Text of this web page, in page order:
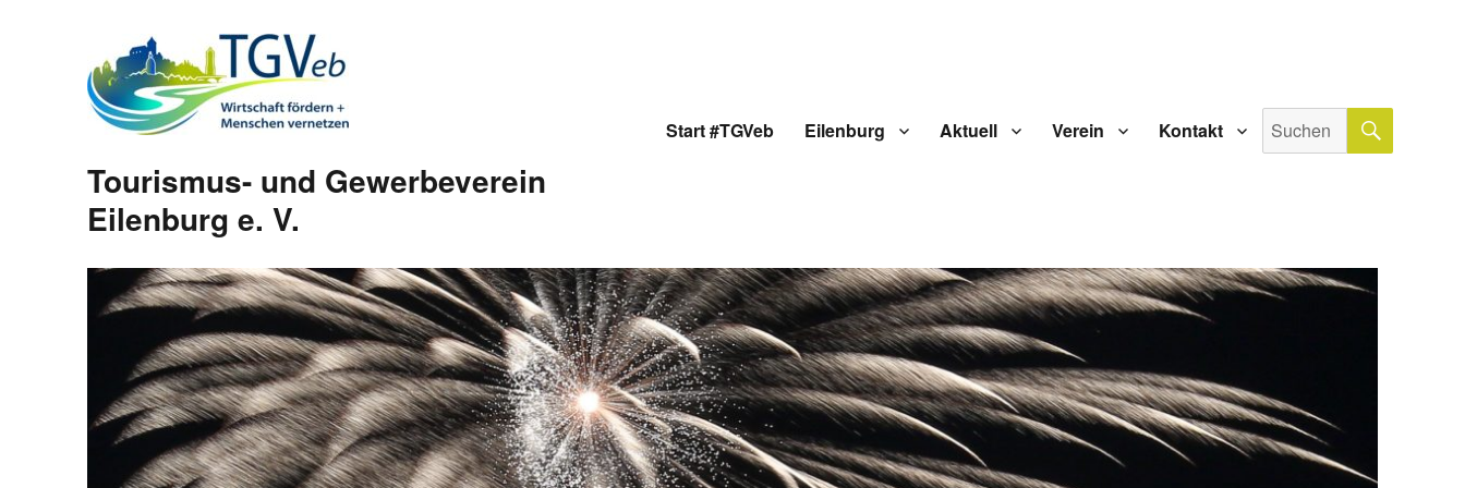
Tourismus- und Gewerbeverein
Eilenburg e. V.
Start #TGVeb Eilenburg Aktuell Verein Kontakt
Suche
nach: